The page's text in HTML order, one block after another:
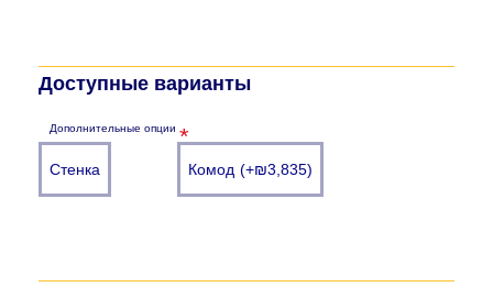
Доступные варианты
Дополнительные опции
Стенка Комод (+₪3,835)